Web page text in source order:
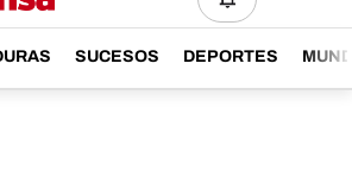
SUCESOS DEPORTES